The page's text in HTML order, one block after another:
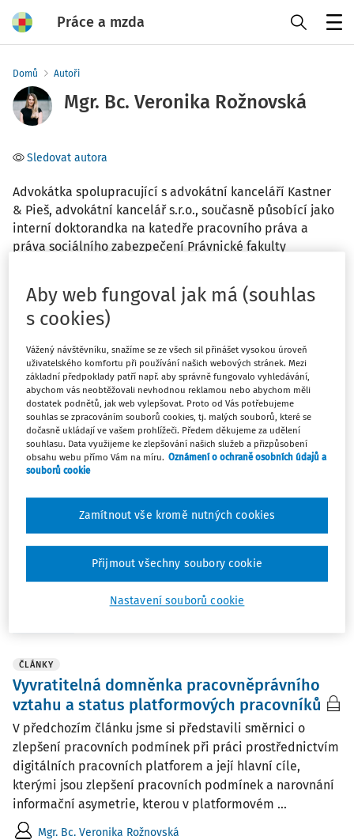
Práce a mzda
Domů Autoři
Mgr. Bc. Veronika Rožnovská
Sledovat autora
Advokátka spolupracující s advokátní kanceláří Kastner
& Pieš, advokátní kancelář s.r.o., současně působící jako
interní doktorandka na katedře pracovního práva a
práva sociálního zabezpečení Právnické fakulty
kanceláře Kastner & Pieš v roce 2020 působila po většinu
své profesní kariéry v renomovaných mezinárodních
advokátních kancelářích v Praze. V rámci své praxe se
compliance a právo informačních technologií. Její
dosavadní praxe zahrnuje různé aspekty
pracovněprávních vztahů, obecnou obchodní agendu a
ochranu osobních údajů.
Téma
Pracovní poměr
Počet vyhledaných dokumentů: 2
ČLÁNKY
Vyvratitelná domněnka pracovněprávního
vztahu a status platformových pracovníků
V předchozím článku jsme si představili směrnici o
zlepšení pracovních podmínek při práci prostřednictvím
digitálních pracovních platforem a její hlavní cíle,
kterými jsou zlepšení pracovních podmínek a narovnání
informační asymetrie, kterou v platformovém ...
Mgr. Bc. Veronika Rožnovská
Aby web fungoval jak má (souhlas
s cookies)
Vážený návštěvníku, snažíme se ze všech sil přinášet vysokou úroveň
uživatelského komfortu při používání našich webových stránek. Mezi
základní předpoklady patří např. aby správně fungovalo vyhledávání,
abychom vás neobtěžovali nevhodnou reklamou nebo abychom měli
dostatek podnětů, jak web vylepšovat. Proto od Vás potřebujeme
souhlas se zpracováním souborů cookies, tj. malých souborů, které se
dočasně ukládají ve vašem prohlížeči. Předem děkujeme za udělení
souhlasu. Data využijeme ke zlepšování našich služeb a přizpůsobení
obsahu webu přímo Vám na míru. Oznámení o ochraně osobních údajů a
souborů cookie
Nastavení souborů cookie
Zamítnout vše kromě nutných cookies
Přijmout všechny soubory cookie